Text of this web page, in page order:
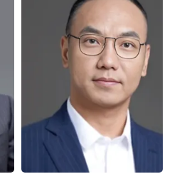
首席运营官